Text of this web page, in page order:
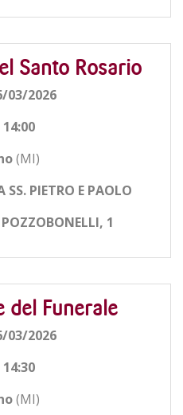
Santo Rosario
03/2026
14:00
(MI)
SS. PIETRO E PAOLO
1
del Funerale
03/2026
14:30
(MI)